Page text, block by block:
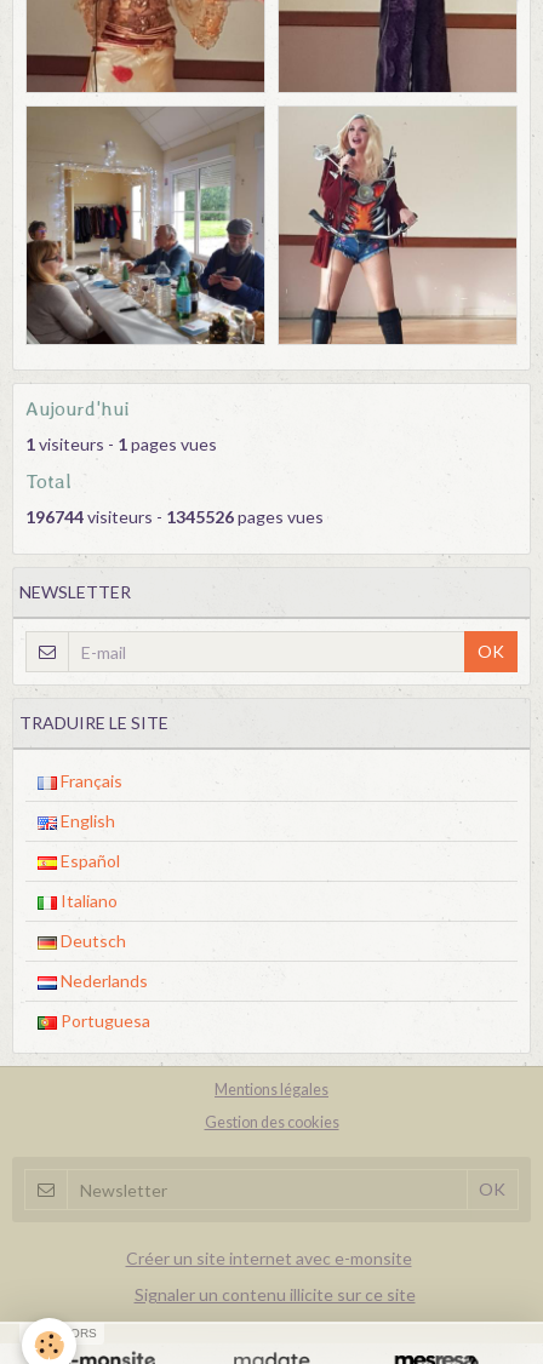
Aujourd'hui
1visiteurs - 1pages vues
Total
196744visiteurs - 1345526pages vues
NEWSLETTER
OK
TRADUIRE LE SITE
Français
English
Español
Italiano
Deutsch
Nederlands
Portuguesa
Mentions légales
Gestion des cookies
Créer un site internet avec e-monsite
Signaler un contenu illicite sur ce site
SPONSORS